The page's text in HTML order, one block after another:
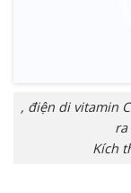
, điện di vitamin
ra
Kích